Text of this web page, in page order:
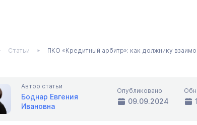
Статьи ПКО «Кредитный арбитр»: как должнику
Автор статьи
Боднар Евгения
Ивановна
Опубликовано
09.09.2024